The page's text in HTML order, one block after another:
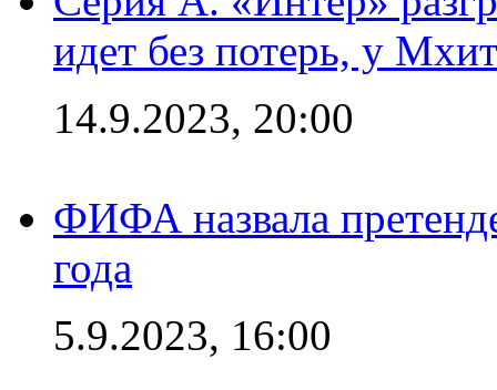
идет без потерь, у
14.9.2023, 20:00
ФИФА назвала
года
5.9.2023, 16:00